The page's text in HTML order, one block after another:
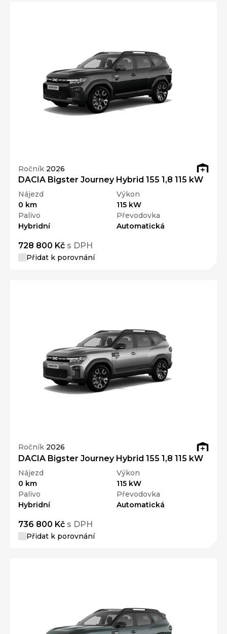
Ročník 2026
DACIA Bigster Journey Hybrid 155 1,8 115 kW
Nájezd
0 km
Výkon
115 kW
Palivo
Hybridní
Převodovka
Automatická
728 800 Kč s DPH
Přidat k porovnání
Ročník 2026
DACIA Bigster Journey Hybrid 155 1,8 115 kW
Nájezd
0 km
Výkon
115 kW
Palivo
Hybridní
Převodovka
Automatická
736 800 Kč s DPH
Přidat k porovnání